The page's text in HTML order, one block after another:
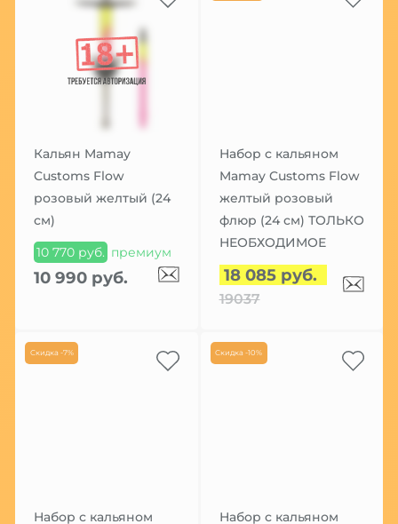
Кальян Mamay
Customs Flow
розовый желтый (24
см)
10 770 руб. премиум
10 990 руб.
Набор с кальяном
Mamay Customs Flow
желтый розовый
флюр (24 см) ТОЛЬКО
НЕОБХОДИМОЕ
18 085 руб.
19037
Скидка -7%
Набор с кальяном
Скидка -10%
Набор с кальяном